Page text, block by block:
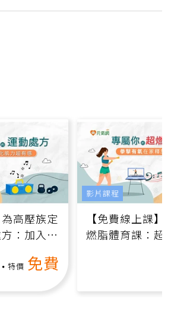
為高壓族定
：加入行
特價 免費
【免費線上課
燃脂體育課：超
影片課程